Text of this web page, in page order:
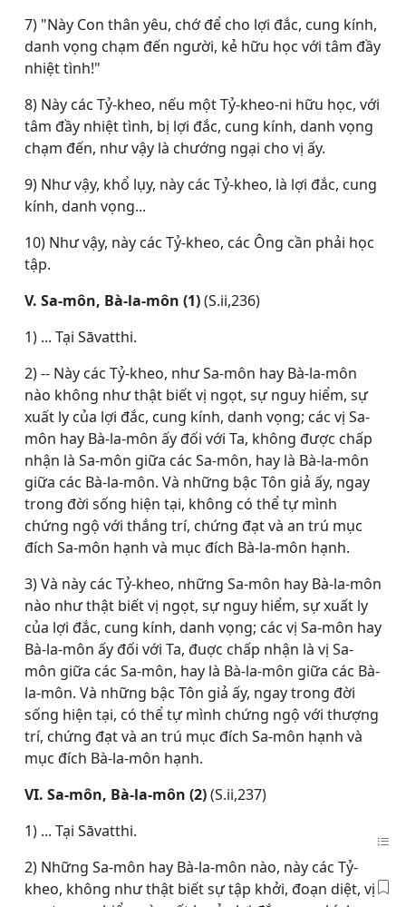
7) "Này Con thân yêu, chớ để cho lợi đắc, cung kính,
danh vọng chạm đến người, kẻ hữu học với tâm đầy
nhiệt tình!"
8) Này các Tỷ-kheo, nếu một Tỷ-kheo-ni hữu học, với
tâm đầy nhiệt tình, bị lợi đắc, cung kính, danh vọng
chạm đến, như vậy là chướng ngại cho vị ấy.
9) Như vậy, khổ lụy, này các Tỷ-kheo, là lợi đắc, cung
kính, danh vọng...
10) Như vậy, này các Tỷ-kheo, các Ông cần phải học
tập.
V. Sa-môn, Bà-la-môn (1)(S.ii,236)
1) ... Tại Sāvatthi.
2) -- Này các Tỷ-kheo, như Sa-môn hay Bà-la-môn
nào không như thật biết vị ngọt, sự nguy hiểm, sự
xuất ly của lợi đắc, cung kính, danh vọng; các vị Sa-
môn hay Bà-la-môn ấy đối với Ta, không được chấp
nhận là Sa-môn giữa các Sa-môn, hay là Bà-la-môn
giữa các Bà-la-môn. Và những bậc Tôn giả ấy, ngay
trong đời sống hiện tại, không có thể tự mình
chứng ngộ với thắng trí, chứng đạt và an trú mục
đích Sa-môn hạnh và mục đích Bà-la-môn hạnh.
3) Và này các Tỷ-kheo, những Sa-môn hay Bà-la-môn
nào như thật biết vị ngọt, sự nguy hiểm, sự xuất ly
của lợi đắc, cung kính, danh vọng; các vị Sa-môn hay
Bà-la-môn ấy đối với Ta, đuợc chấp nhận là vị Sa-
môn giữa các Sa-môn, hay là Bà-la-môn giữa các Bà-
la-môn. Và những bậc Tôn giả ấy, ngay trong đời
sống hiện tại, có thể tự mình chứng ngộ với thượng
trí, chứng đạt và an trú mục đích Sa-môn hạnh và
mục đích Bà-la-môn hạnh.
VI. Sa-môn, Bà-la-môn (2)(S.ii,237)
1) ... Tại Sāvatthi.
2) Những Sa-môn hay Bà-la-môn nào, này các Tỷ-
kheo, không như thật biết sự tập khởi, đoạn diệt, vị